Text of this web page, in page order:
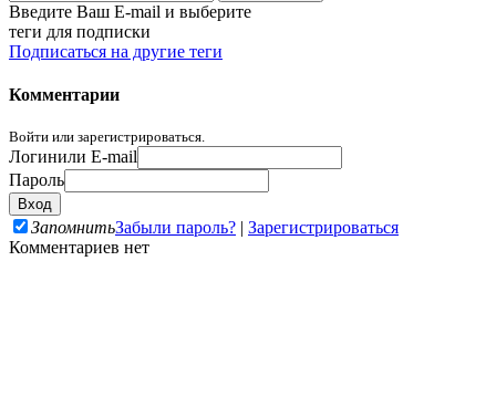
Введите Ваш E-mail и выберите
теги для подписки
Подписаться на другие теги
Комментарии
Войти или зарегистрироваться.
Логинили E-mail
Пароль
ЗапомнитьЗабыли пароль? | Зарегистрироваться
Комментариев нет